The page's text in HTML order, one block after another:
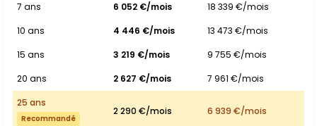
7 ans
6 052 €/mois
18 339 €/mois
10 ans
4 446 €/mois
13 473 €/mois
15 ans
3 219 €/mois
9 755 €/mois
20 ans
2 627 €/mois
7 961 €/mois
25 ans
Recommandé
2 290 €/mois 6 939 €/mois